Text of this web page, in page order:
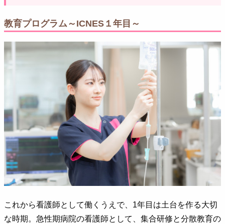
教育プログラム～ICNES１年目～
これから看護師として働くうえで、1年目は土台を作る大切
な時期。急性期病院の看護師として、集合研修と分散教育の